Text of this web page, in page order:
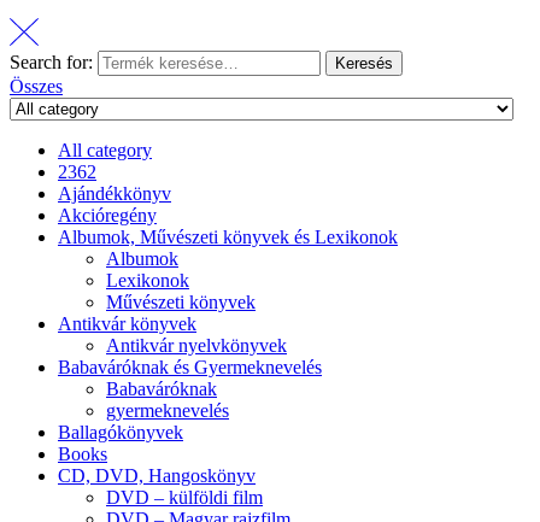
Search for: Keresés
Összes
All category
2362
Ajándékkönyv
Akcióregény
Albumok, Művészeti könyvek és Lexikonok
Albumok
Lexikonok
Művészeti könyvek
Antikvár könyvek
Antikvár nyelvkönyvek
Babaváróknak és Gyermeknevelés
Babaváróknak
gyermeknevelés
Ballagókönyvek
Books
CD, DVD, Hangoskönyv
DVD – külföldi film